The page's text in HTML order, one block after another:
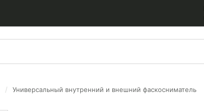
Универсальный внутренний и внешний фаскосниматель